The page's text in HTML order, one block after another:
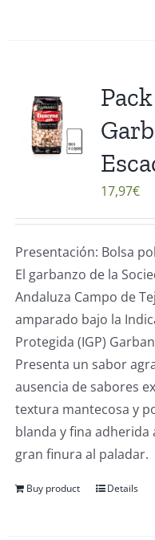
17,97€
Presentación: Bolsa
El garbanzo de la
Andaluza Campo de
amparado bajo la
Protegida (IGP)
Presenta un sabor
ausencia de sabores
textura mantecosa y
blanda y fina adherida
gran finura al paladar.
Buy product Details